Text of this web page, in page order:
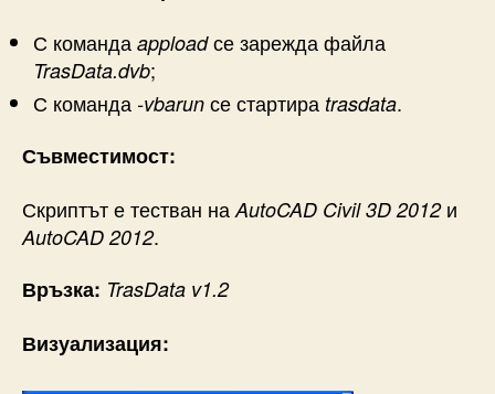
С команда apploadсе зарежда файла
TrasData.dvb;
С команда -vbarun се стартира trasdata.
Съвместимост:
Скриптът е тестван на AutoCAD Civil 3D 2012и
AutoCAD 2012.
Връзка: TrasData v1.2
Визуализация: